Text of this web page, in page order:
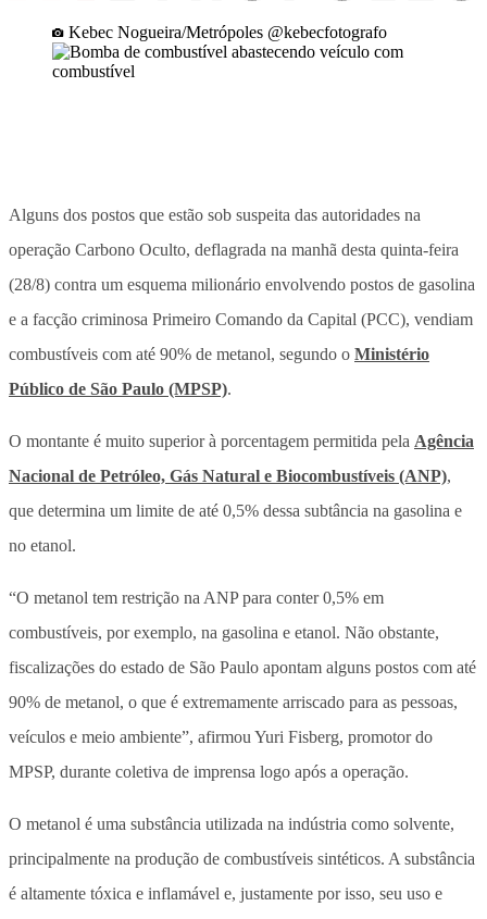
Kebec Nogueira/Metrópoles @kebecfotografo
Alguns dos postos que estão sob suspeita das autoridades na
operação Carbono Oculto, deflagrada na manhã desta quinta-feira
(28/8) contra um esquema milionário envolvendo postos de gasolina
e a facção criminosa Primeiro Comando da Capital (PCC), vendiam
combustíveis com até 90% de metanol, segundo o Ministério
Público de São Paulo (MPSP).
O montante é muito superior à porcentagem permitida pela Agência
Nacional de Petróleo, Gás Natural e Biocombustíveis (ANP),
que determina um limite de até 0,5% dessa subtância na gasolina e
no etanol.
“O metanol tem restrição na ANP para conter 0,5% em
combustíveis, por exemplo, na gasolina e etanol. Não obstante,
fiscalizações do estado de São Paulo apontam alguns postos com até
90% de metanol, o que é extremamente arriscado para as pessoas,
veículos e meio ambiente”, afirmou Yuri Fisberg, promotor do
MPSP, durante coletiva de imprensa logo após a operação.
O metanol é uma substância utilizada na indústria como solvente,
principalmente na produção de combustíveis sintéticos. A substância
é altamente tóxica e inflamável e, justamente por isso, seu uso e